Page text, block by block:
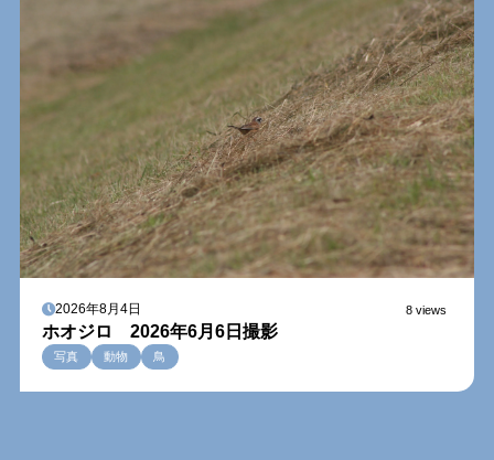
2026年8月4日 8 views
ホオジロ 2026年6月6日撮影
写真 動物 鳥